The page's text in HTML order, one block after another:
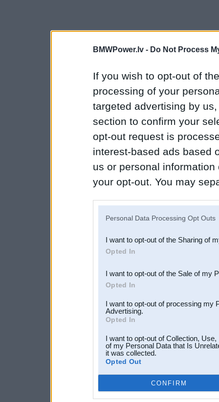
BMWPower.lv - Do Not Process
If you wish to opt-out of
processing of your
targeted advertising by
section to confirm your
opt-out request is
interest-based ads based
us or personal
your opt-out. You may
Downstream Participants
third parties.
Personal Data Processing Opt Outs
I want to opt-out of the Sharing of
Opted In
I want to opt-out of the Sale of my
Opted In
I want to opt-out of processing my
Advertising.
Opted In
I want to opt-out of Collection,
of my Personal Data that Is
it was collected.
Opted Out
CONFIRM